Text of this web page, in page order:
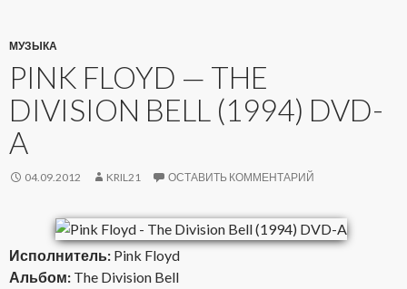
МУЗЫКА
PINK FLOYD — THE
DIVISION BELL (1994) DVD-
A
04.09.2012 KRIL21 ОСТАВИТЬ КОММЕНТАРИЙ
Исполнитель: Pink Floyd
Альбом: The Division Bell